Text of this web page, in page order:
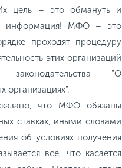
Их цель – это обмануть и
информация! МФО – это
проходят процедуру
этих организаций
законодательства "О
организациях".
что МФО обязаны
ставках, иными словами
об условиях получения
все, что касается